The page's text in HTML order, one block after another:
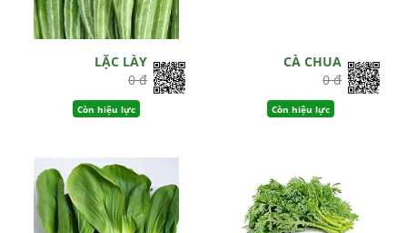
LẶC LÀY
0 đ
Còn hiệu lực
CÀ CHUA
0 đ
Còn hiệu lực